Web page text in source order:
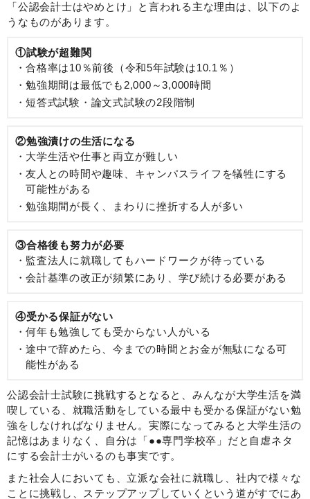
「公認会計士はやめとけ」と言われる主な理由は、以下のよ
うなものがあります。
①試験が超難関
合格率は10％前後（令和5年試験は10.1％）
勉強期間は最低でも2,000～3,000時間
短答式試験・論文式試験の2段階制
②勉強漬けの生活になる
大学生活や仕事と両立が難しい
友人との時間や趣味、キャンパスライフを犠牲にする
可能性がある
勉強期間が長く、まわりに挫折する人が多い
③合格後も努力が必要
監査法人に就職してもハードワークが待っている
会計基準の改正が頻繁にあり、学び続ける必要がある
④受かる保証がない
何年も勉強しても受からない人がいる
途中で辞めたら、今までの時間とお金が無駄になる可
能性がある
公認会計士試験に挑戦するとなると、みんなが大学生活を満
喫している、就職活動をしている最中も受かる保証がない勉
強をしなければなりません。実際になってみると大学生活の
記憶はあまりなく、自分は「●●専門学校卒」だと自虐ネタ
にする会計士がいるのも事実です。
また社会人においても、立派な会社に就職し、社内で様々な
ことに挑戦し、ステップアップしていくという道がすでにあ